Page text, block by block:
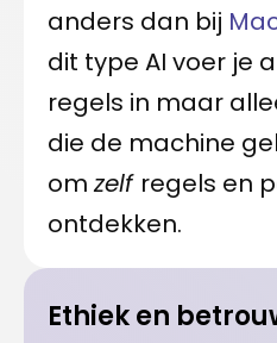
anders dan bij
dit type AI voer je
regels in maar
die de machine
omzelf regels en
ontdekken.
Ethiek en